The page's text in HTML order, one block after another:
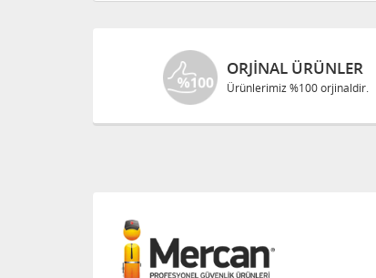
ORJINAL ÜRÜNLER
Ürünlerimiz %100 orjinaldir.